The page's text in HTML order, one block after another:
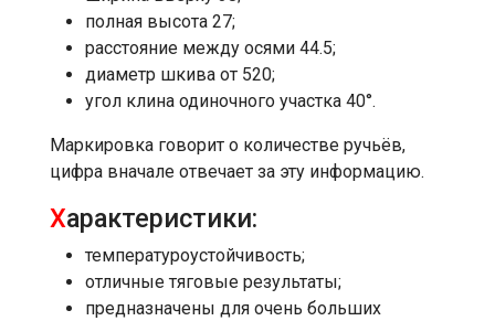
полная высота 27;
расстояние между осями 44.5;
диаметр шкива от 520;
угол клина одиночного участка 40°.
Маркировка говорит о количестве ручьёв,
цифра вначале отвечает за эту информацию.
Характеристики:
температуроустойчивость;
отличные тяговые результаты;
предназначены для очень больших